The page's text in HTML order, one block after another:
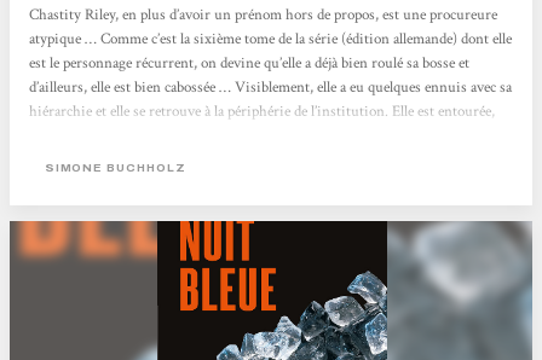
Chastity Riley, en plus d’avoir un prénom hors de propos, est une procureure
atypique … Comme c’est la sixième tome de la série (édition allemande) dont elle
est le personnage récurrent, on devine qu’elle a déjà bien roulé sa bosse et
d’ailleurs, elle est bien cabossée … Visiblement, elle a eu quelques ennuis avec sa
hiérarchie et elle se retrouve à la périphérie de l’institution. Elle est entourée,
présent hiératique, qui sont ces béquilles...
SIMONE BUCHHOLZ